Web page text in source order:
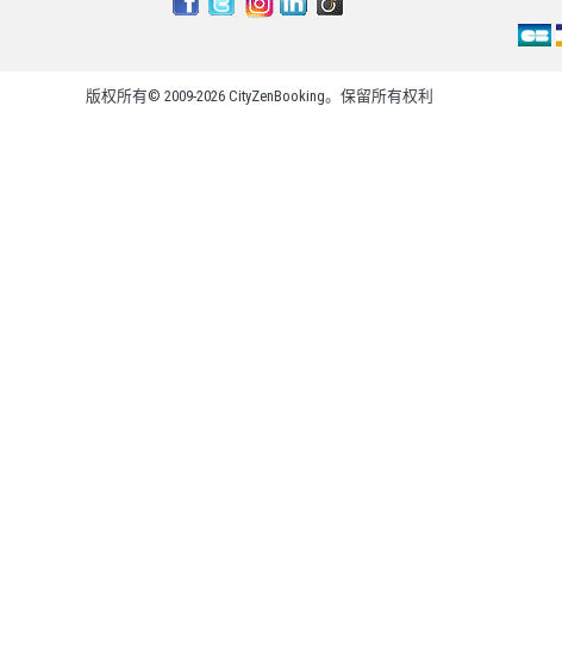
版权所有© 2009-2026 CityZenBooking。保留所有权利